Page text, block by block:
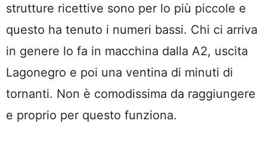
strutture ricettive sono per lo più piccole e
questo ha tenuto i numeri bassi. Chi ci arriva
in genere lo fa in macchina dalla A2, uscita
Lagonegro e poi una ventina di minuti di
tornanti. Non è comodissima da raggiungere
e proprio per questo funziona.